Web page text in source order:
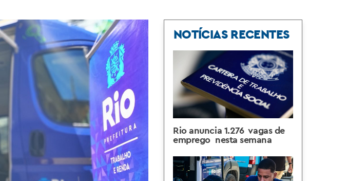
NOTÍCIAS RECENTES
Rio anuncia 1.276 vagas de
emprego nesta semana